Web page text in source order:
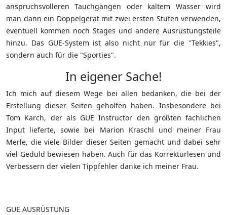
anspruchsvolleren Tauchgängen oder kaltem Wasser wird
man dann ein Doppelgerät mit zwei ersten Stufen verwenden,
eventuell kommen noch Stages und andere Ausrüstungsteile
hinzu. Das GUE-System ist also nicht nur für die "Tekkies",
sondern auch für die "Sporties".
In eigener Sache!
Ich mich auf diesem Wege bei allen bedanken, die bei der
Erstellung dieser Seiten geholfen haben. Insbesondere bei
Tom Karch, der als GUE Instructor den größten fachlichen
Input lieferte, sowie bei Marion Kraschl und meiner Frau
Merle, die viele Bilder dieser Seiten gemacht und dabei sehr
viel Geduld bewiesen haben. Auch für das Korrekturlesen und
Verbessern der vielen Tippfehler danke ich meiner Frau.
GUE AUSRÜSTUNG